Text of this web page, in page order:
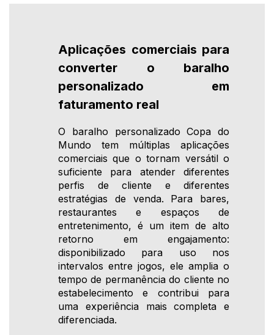
Aplicações comerciais para
converter o baralho
personalizado em
faturamento real
O baralho personalizado Copa do
Mundo tem múltiplas aplicações
comerciais que o tornam versátil o
suficiente para atender diferentes
perfis de cliente e diferentes
estratégias de venda. Para bares,
restaurantes e espaços de
entretenimento, é um item de alto
retorno em engajamento:
disponibilizado para uso nos
intervalos entre jogos, ele amplia o
tempo de permanência do cliente no
estabelecimento e contribui para
uma experiência mais completa e
diferenciada.